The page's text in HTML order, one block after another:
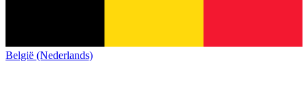
België (Nederlands)